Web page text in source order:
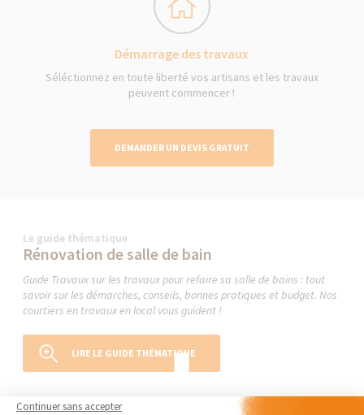
Démarrage des travaux
Séléctionnez en toute liberté vos artisans et les travaux
peuvent commencer !
DEMANDER UN DEVIS GRATUIT
Le guide thématique
Rénovation de salle de bain
Guide Travaux sur les travaux pour refaire sa salle de bains : tout
savoir sur les démarches, conseils, bonnes pratiques et budget. Nos
courtiers en travaux en local vous guident !
LIRE LE GUIDE THÉMATIQUE
Continuer sans accepter